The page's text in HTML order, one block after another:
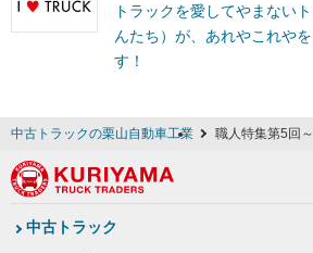
トラックを愛してやまない
んたち）が、あれやこれや
す！
中古トラックの栗山自動車工業 職人特集第5回
中古トラック